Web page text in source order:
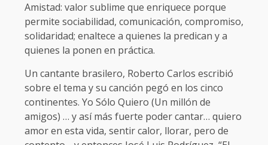
Amistad: valor sublime que enriquece porque
permite sociabilidad, comunicación, compromiso,
solidaridad; enaltece a quienes la predican y a
quienes la ponen en práctica.
Un cantante brasilero, Roberto Carlos escribió
sobre el tema y su canción pegó en los cinco
continentes. Yo Sólo Quiero (Un millón de
amigos) … y así más fuerte poder cantar… quiero
amor en esta vida, sentir calor, llorar, pero de